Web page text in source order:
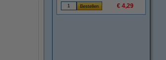
€ 4,29